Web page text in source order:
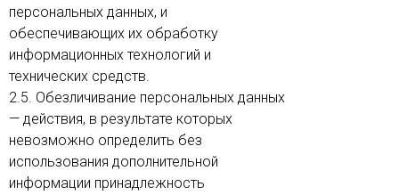
персональных данных, и
обеспечивающих их обработку
информационных технологий и
технических средств.
2.5. Обезличивание персональных данных
— действия, в результате которых
невозможно определить без
использования дополнительной
информации принадлежность